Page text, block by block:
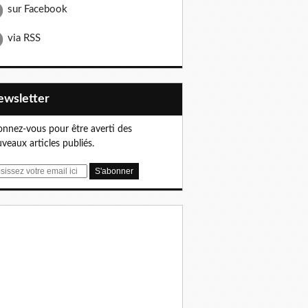
sur Facebook
via RSS
vous pour être averti des
articles publiés.